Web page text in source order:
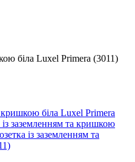
біла Luxel Primera (3011)
кришкою біла Luxel Primera
заземленням та кришкою
із заземленням та